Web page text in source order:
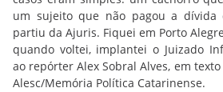
um sujeito que não pagou a dívida
partiu da Ajuris. Fiquei em Porto
quando voltei, implantei o Juizado
ao repórter Alex Sobral Alves, em
Alesc/Memória Política Catarinense.